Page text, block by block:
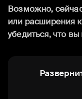
Возможно,
или расширения
убедиться, что